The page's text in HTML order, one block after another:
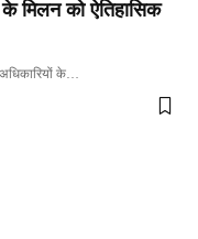
मिलन को ऐतिहासिक
के…